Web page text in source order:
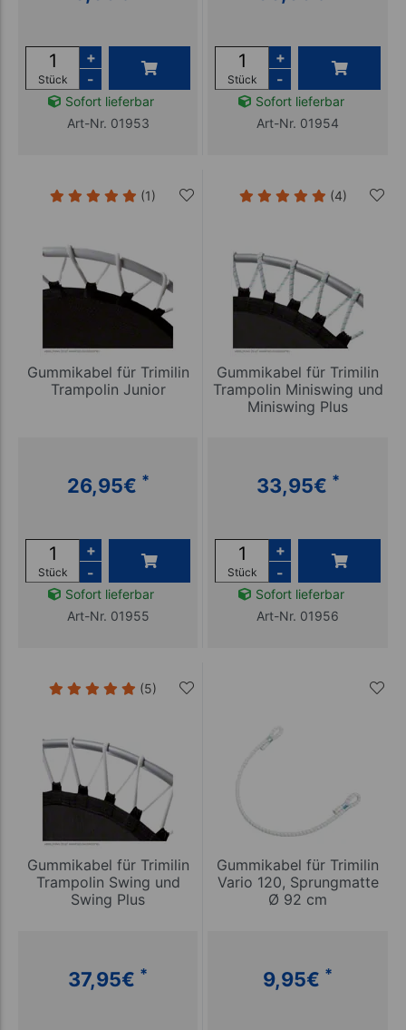
Stück
+
-
Sofort lieferbar
Art-Nr. 01953
Stück
+
-
Sofort lieferbar
Art-Nr. 01954
(1)
Gummikabel für Trimilin
Trampolin Junior
26,95€ *
Stück
+
-
Sofort lieferbar
Art-Nr. 01955
(4)
Gummikabel für Trimilin
Trampolin Miniswing und
Miniswing Plus
33,95€ *
Stück
+
-
Sofort lieferbar
Art-Nr. 01956
(5)
Gummikabel für Trimilin
Trampolin Swing und
Swing Plus
37,95€ *
Gummikabel für Trimilin
Vario 120, Sprungmatte
Ø 92 cm
9,95€ *